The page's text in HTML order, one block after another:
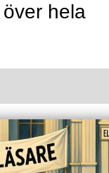
hela